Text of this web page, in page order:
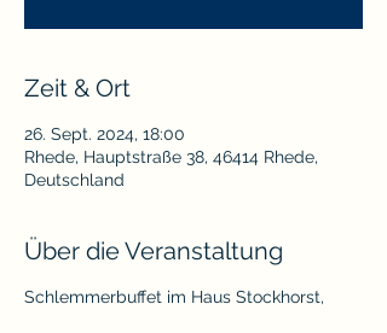
Zeit & Ort
26. Sept. 2024, 18:00
Rhede, Hauptstraße 38, 46414 Rhede,
Deutschland
Über die Veranstaltung
Schlemmerbuffet im Haus Stockhorst,